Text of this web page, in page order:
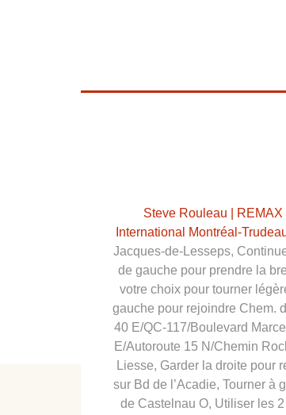
Steve Rouleau | REMAX
International Montréal-
Jacques-de-Lesseps,
de gauche pour prendre la
votre choix pour tourner
gauche pour rejoindre Chem.
40 E/QC-117/Boulevard
E/Autoroute 15 N/Chemin
Liesse, Garder la droite pour
sur Bd de l’Acadie, Tourner à
de Castelnau O, Utiliser les